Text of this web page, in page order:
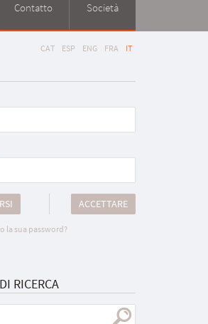
Contatto Società
CAT ESP ENG FRA IT
ACCETTARE
la sua password?
RICERCA